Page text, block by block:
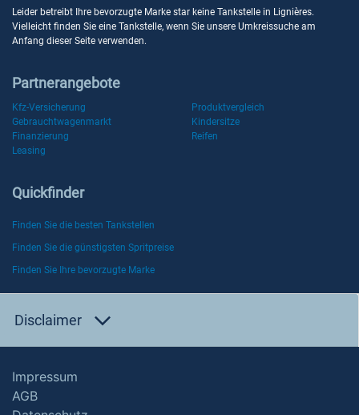
Leider betreibt Ihre bevorzugte Marke star keine Tankstelle in Lignières.
Vielleicht finden Sie eine Tankstelle, wenn Sie unsere Umkreissuche am
Anfang dieser Seite verwenden.
Partnerangebote
Kfz-Versicherung
Produktvergleich
Gebrauchtwagenmarkt
Kindersitze
Finanzierung
Reifen
Leasing
Quickfinder
Finden Sie die besten Tankstellen
Finden Sie die günstigsten Spritpreise
Finden Sie Ihre bevorzugte Marke
Disclaimer
Impressum
AGB